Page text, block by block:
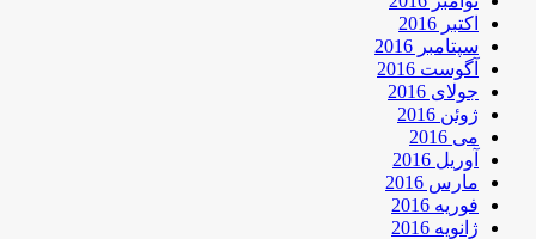
اکتبر 2016
سپتامبر 2016
آگوست 2016
جولای 2016
ژوئن 2016
می 2016
آوریل 2016
مارس 2016
فوریه 2016
ژانویه 2016